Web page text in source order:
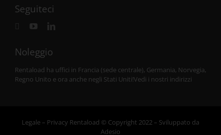
Seguiteci
Noleggio
Rentaload ha uffici in Francia (sede centrale), Germania, Norvegia,
Regno Unito e ora anche negli Stati Uniti!Vedi i nostri indirizzi
Legale– Privacy Rentaload © Copyright 2022 – Sviluppato da
Adesio